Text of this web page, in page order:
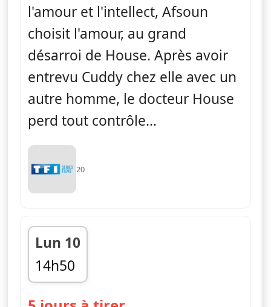
l'amour et l'intellect, Afsoun
choisit l'amour, au grand
désarroi de House. Après avoir
entrevu Cuddy chez elle avec un
autre homme, le docteur House
perd tout contrôle...
20
Lun 10
14h50
fin 15h40